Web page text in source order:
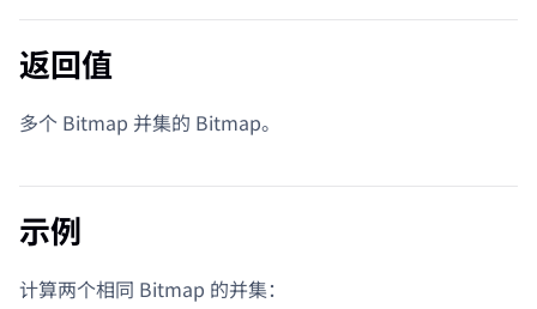
返回值
多个 Bitmap 并集的 Bitmap。
示例
计算两个相同 Bitmap 的并集：